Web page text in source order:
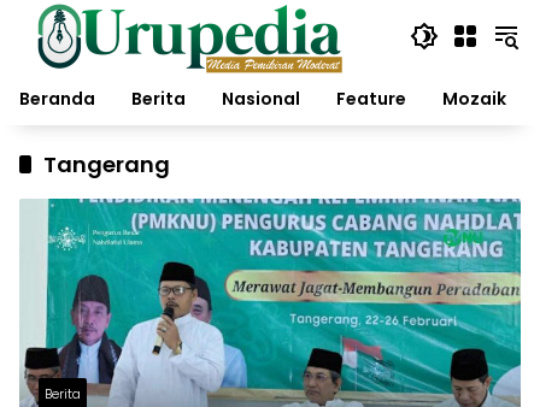
Langsung
konten
Beranda
Berita Nasional Feature Mozaik
Tangerang
Berita